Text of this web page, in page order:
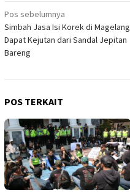
Navigasi
pos
Pos sebelumnya
Simbah Jasa Isi Korek di Magelang
Dapat Kejutan dari Sandal Jepitan
Bareng
POS TERKAIT